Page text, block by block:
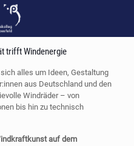
trifft Windenergie
alles um Ideen, Gestaltung
aus Deutschland und den
Windräder – von
bis hin zu technisch
auf dem